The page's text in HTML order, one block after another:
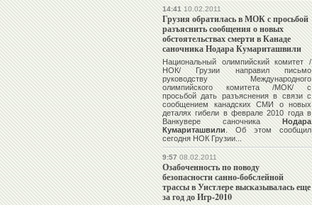
14:4110.02.2011
Грузия обратилась в МОК с просьбой
разъяснить сообщения о новых
обстоятельствах смерти в Канаде
саночника Нодара Кумариташвили
Национальный олимпийский комитет /
НОК/ Грузии направил письмо
руководству Международного
олимпийского комитета /МОК/ с
просьбой дать разъяснения в связи с
сообщением канадских СМИ о новых
деталях гибели в феврале 2010 года в
Ванкувере саночникаНодара
Кумариташвили. Об этом сообщил
сегодня НОК Грузии...
9:5708.02.2011
Озабоченность по поводу
безопасности санно-бобслейной
трассы в Уистлере высказывалась еще
за год до Игр-2010